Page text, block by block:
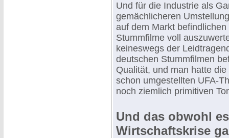
Und für die Industrie als
gemächlicheren
auf dem Markt
Stummfilme voll
keineswegs der
deutschen Stummfilmen
Qualität, und man hatte
schon umgestellten UFA-
noch ziemlich primitiven
Und das obwohl
Wirtschaftskrise